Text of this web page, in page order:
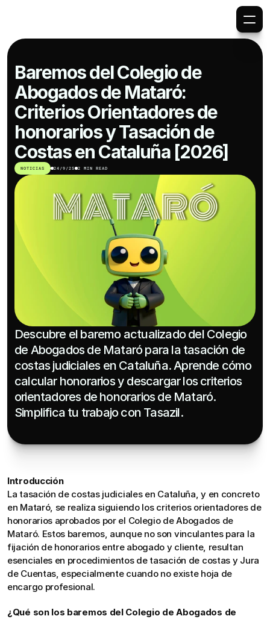
Baremos del Colegio de
Abogados de Mataró:
Criterios Orientadores de
honorarios y Tasación de
Costas en Cataluña [2026]
NOTICIAS 24/9/25 2 MIN READ
Descubre el baremo actualizado del Colegio
de Abogados de Mataró para la tasación de
costas judiciales en Cataluña. Aprende cómo
calcular honorarios y descargar los criterios
orientadores de honorarios de Mataró.
Simplifica tu trabajo con Tasazil.
Introducción
La tasación de costas judiciales en Cataluña, y en concreto
en Mataró, se realiza siguiendo los criterios orientadores de
honorarios aprobados por el Colegio de Abogados de
Mataró. Estos baremos, aunque no son vinculantes para la
fijación de honorarios entre abogado y cliente, resultan
esenciales en procedimientos de tasación de costas y Jura
de Cuentas, especialmente cuando no existe hoja de
encargo profesional.
¿Qué son los baremos del Colegio de Abogados de